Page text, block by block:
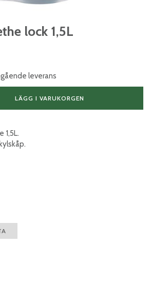
lock 1,5L
leverans
LÄGG I VARUKORGEN
1,5L.